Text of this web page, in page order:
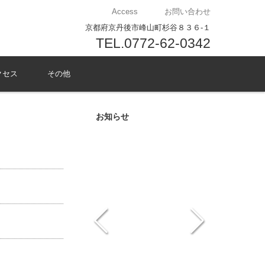
Access
お問い合わせ
京都府京丹後市峰山町杉谷８３６-１
TEL.0772-62-0342
セス その他